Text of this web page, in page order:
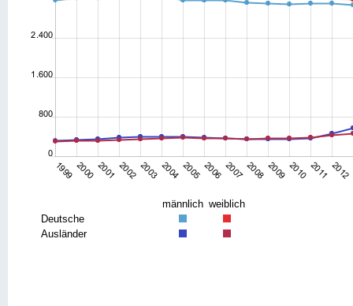
männlich weiblich
Deutsche
Ausländer